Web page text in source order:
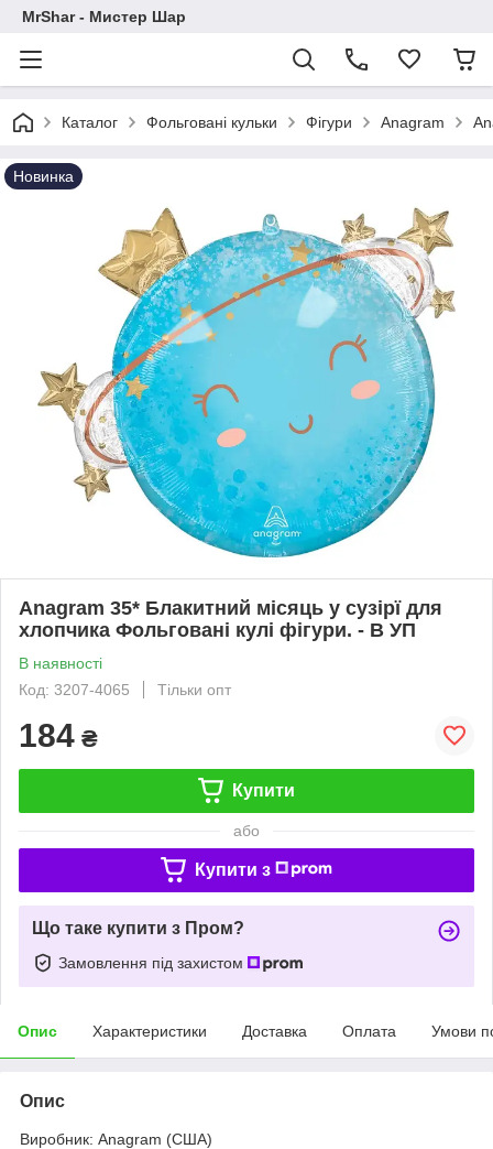
MrShar - Мистер Шар
Каталог Фольговані кульки Фігури Anagram
Новинка
Anagram 35* Блакитний місяць у сузірї для
хлопчика Фольговані кулі фігури. - В УП
В наявності
Код: 3207-4065
Тільки опт
184 ₴
Купити
або
Купити з
Що таке купити з Пром?
Замовлення під захистом
Опис Характеристики Доставка Оплата Умови
Опис
Виробник: Anagram (США)